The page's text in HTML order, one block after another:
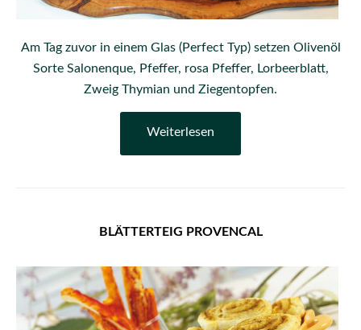
Am Tag zuvor in einem Glas (Perfect Typ) setzen Olivenöl
Sorte Salonenque, Pfeffer, rosa Pfeffer, Lorbeerblatt,
Zweig Thymian und Ziegentopfen.
Weiterlesen
BLÄTTERTEIG PROVENCAL